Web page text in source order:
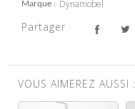
Marque Dynamobel
Partager
VOUS AIMEREZ AUSSI :